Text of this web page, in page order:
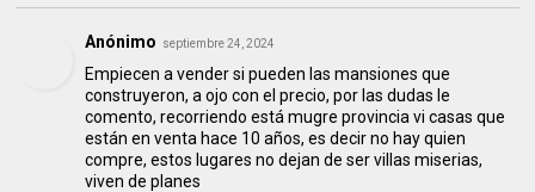
Anónimo septiembre 24, 2024
Empiecen a vender si pueden las mansiones que
construyeron, a ojo con el precio, por las dudas le
comento, recorriendo está mugre provincia vi casas que
están en venta hace 10 años, es decir no hay quien
compre, estos lugares no dejan de ser villas miserias,
viven de planes